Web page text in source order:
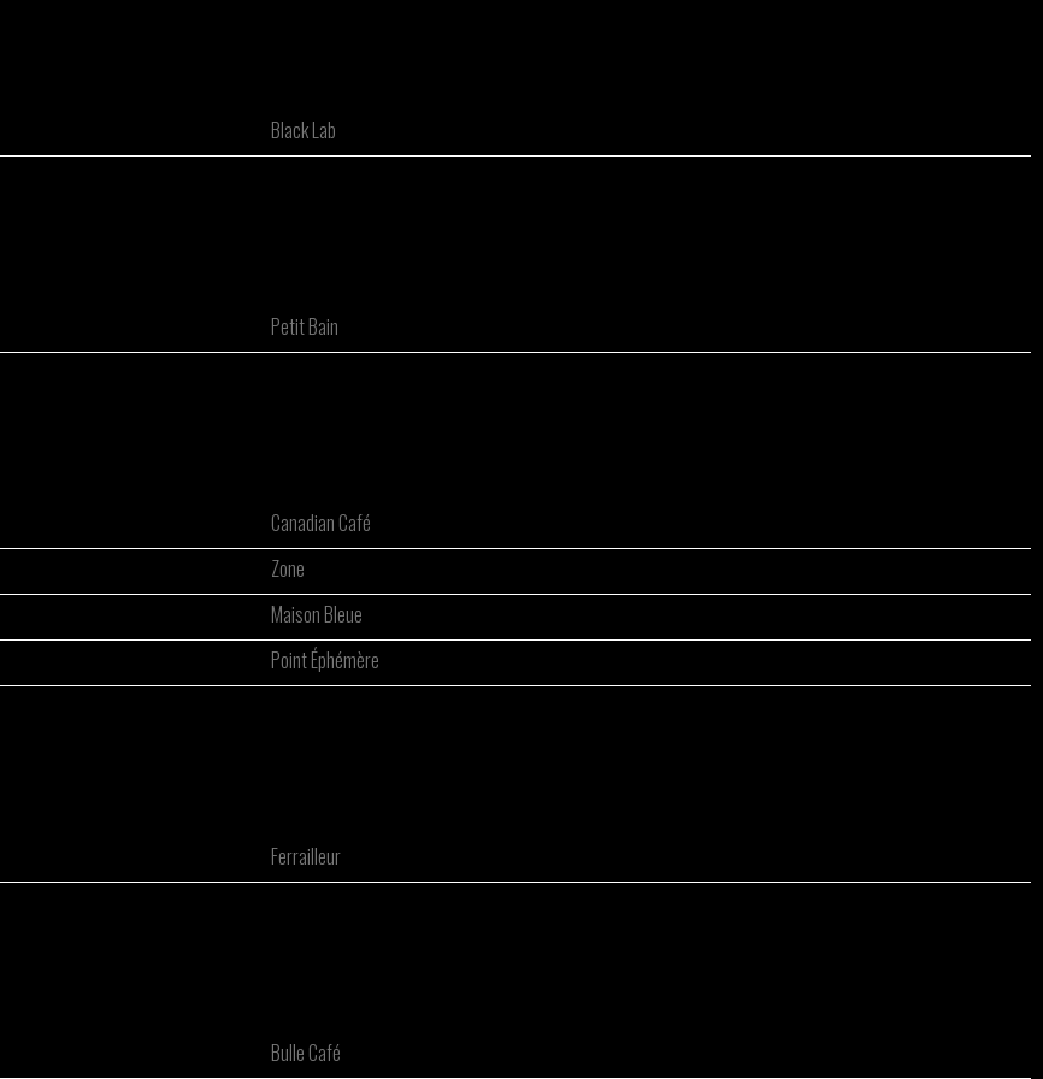
Black Lab
Petit Bain
Canadian Café
Zone
Maison Bleue
Point Éphémère
Ferrailleur
Bulle Café